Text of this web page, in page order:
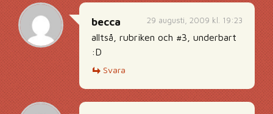
29 augusti, 2009 kl. 19:23
becca
alltså, rubriken och #3, underbart
:D
Svara